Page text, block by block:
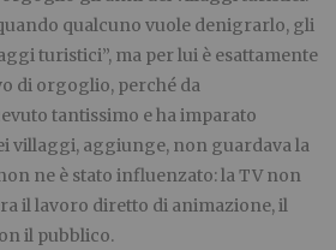
qualcuno vuole denigrarlo, gli
turistici”, ma per lui è esattamente
di orgoglio, perché da
tantissimo e ha imparato
villaggi, aggiunge, non guardava la
ne è stato influenzato: la TV non
il lavoro diretto di animazione, il
il pubblico.